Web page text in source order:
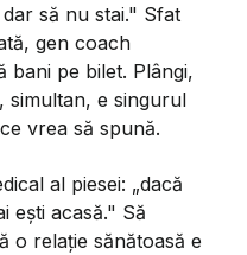
să nu stai." Sfat
gen coach
bani pe bilet. Plângi,
simultan, e singurul
vrea să spună.
al piesei: „dacă
ești acasă." Să
o relație sănătoasă e